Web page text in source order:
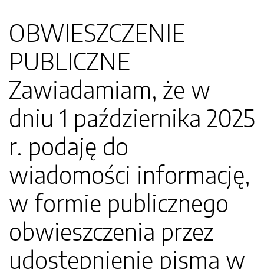
OBWIESZCZENIE
PUBLICZNE
Zawiadamiam, że w
dniu 1 października 2025
r. podaję do
wiadomości informację,
w formie publicznego
obwieszczenia przez
udostępnienie pisma w